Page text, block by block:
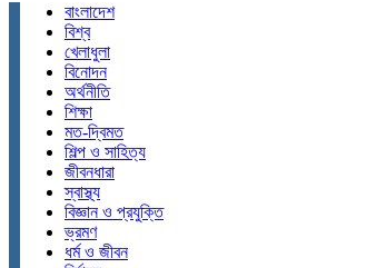
বাংলাদেশ
বিশ্ব
খেলাধুলা
বিনোদন
অর্থনীতি
শিক্ষা
মত-দ্বিমত
শিল্প ও সাহিত্য
জীবনধারা
স্বাস্থ্য
বিজ্ঞান ও প্রযুক্তি
ভ্রমণ
ধর্ম ও জীবন